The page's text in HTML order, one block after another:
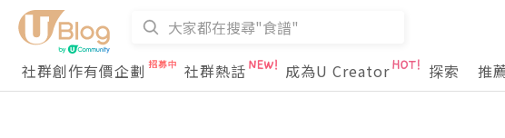
社群創作有價企劃 社群熱話 成為U Creator 探索 推